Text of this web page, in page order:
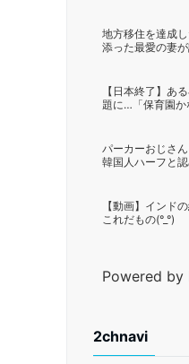
地方移住を達成
添った最愛の妻
【日本終了】あ
題に…「保育園か
パーカーおじさ
韓国人ハーフと認
【動画】インド
これだもの(°_°)
Powered by
2chnavi